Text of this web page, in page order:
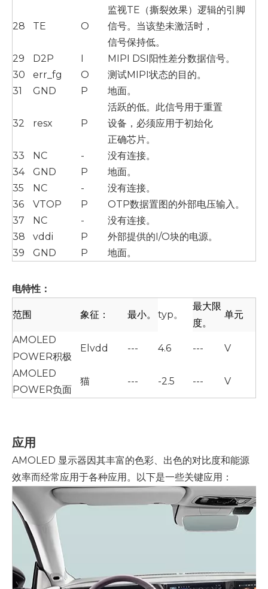
28 TE O
监视TE（撕裂效果）逻辑的引脚
信号。当该垫未激活时，
信号保持低。
29
D2P I
MIPI DSI阳性差分数据信号。
30
err_fg O
测试MIPI状态的目的。
31
GND P 地面。
32 resx P
活跃的低。此信号用于重置
设备，必须应用于初始化
正确芯片。
33
NC -
没有连接。
34
GND P
地面。
35
NC -
没有连接。
36
VTOP P
OTP数据置图的外部电压输入。
37
NC -
没有连接。
38
vddi P
外部提供的I/O块的电源。
39
GND P 地面。
电特性：
范围 象征： 最小。 typ。
最大限
度。
单元
AMOLED
POWER积极
Elvdd --- 4.6 --- V
AMOLED
POWER负面
猫 --- -2.5 --- V
应用
AMOLED 显示器因其丰富的色彩、出色的对比度和能源
效率而经常应用于各种应用。以下是一些关键应用：